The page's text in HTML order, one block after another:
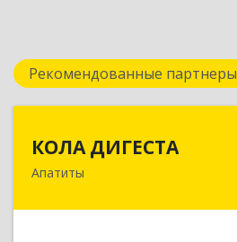
Рекомендованные партнеры
КОЛА ДИГЕСТА
Апатиты